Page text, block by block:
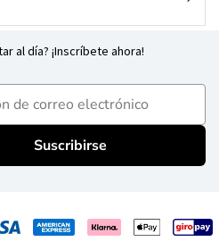
al día? ¡Inscríbete ahora!
Suscribirse